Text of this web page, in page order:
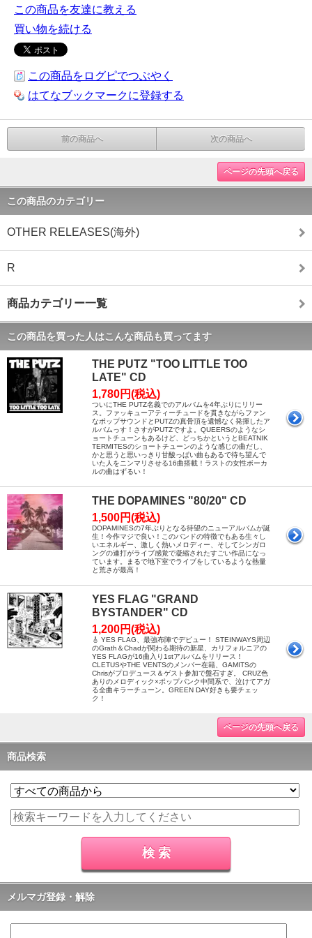
この商品を友達に教える
買い物を続ける
この商品をログピでつぶやく
はてなブックマークに登録する
前の商品へ 次の商品へ
ページの先頭へ戻る
この商品のカテゴリー
OTHER RELEASES(海外)
R
商品カテゴリー一覧
この商品を買った人はこんな商品も買ってます
THE PUTZ "TOO LITTLE TOO
LATE" CD
1,780円(税込)
ついにTHE PUTZ名義でのアルバムを4年ぶりにリリー
ス。ファッキューアティーチュードを貫きながらファン
なポップサウンドとPUTZの真骨頂を遺憾なく発揮したア
ルバムっす！さすがPUTZですよ。QUEERSのようなシ
ョートチューンもあるけど、どっちかというとBEATNIK
TERMITESのショートチューンのような感じの曲だし、
かと思うと思いっきり甘酸っぱい曲もあるで待ち望んで
いた人をニンマリさせる16曲搭載！ラストの女性ボーカ
ルの曲はずるい！
THE DOPAMINES "80/20" CD
1,500円(税込)
DOPAMINESの7年ぶりとなる待望のニューアルバムが誕
生！今作マジで良い！このバンドの特徴でもある生々し
いエネルギー、激しく熱いメロディー、そしてシンガロ
ングの連打がライブ感覚で凝縮されたすごい作品になっ
ています。まるで地下室でライブをしているような熱量
と荒さが最高！
YES FLAG "GRAND
BYSTANDER" CD
1,200円(税込)
🎸 YES FLAG、最強布陣でデビュー！ STEINWAYS周辺
のGrath＆Chadが関わる期待の新星、カリフォルニアの
YES FLAGが16曲入り1stアルバムをリリース！
CLETUSやTHE VENTSのメンバー在籍、GAMITSの
Chrisがプロデュース＆ゲスト参加で盤石すぎ。 CRUZ色
ありのメロディック×ポップパンク中間系で、泣けてアガ
る全曲キラーチューン。GREEN DAY好きも要チェッ
ク！
ページの先頭へ戻る
商品検索
メルマガ登録・解除